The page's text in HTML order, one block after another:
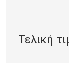
Τελική